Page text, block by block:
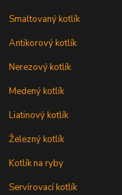
Smaltovaný kotlík
Antikorový kotlík
Nerezový kotlík
Medený kotlík
Liatinový kotlík
Železný kotlík
Kotlík na ryby
Servírovací kotlík